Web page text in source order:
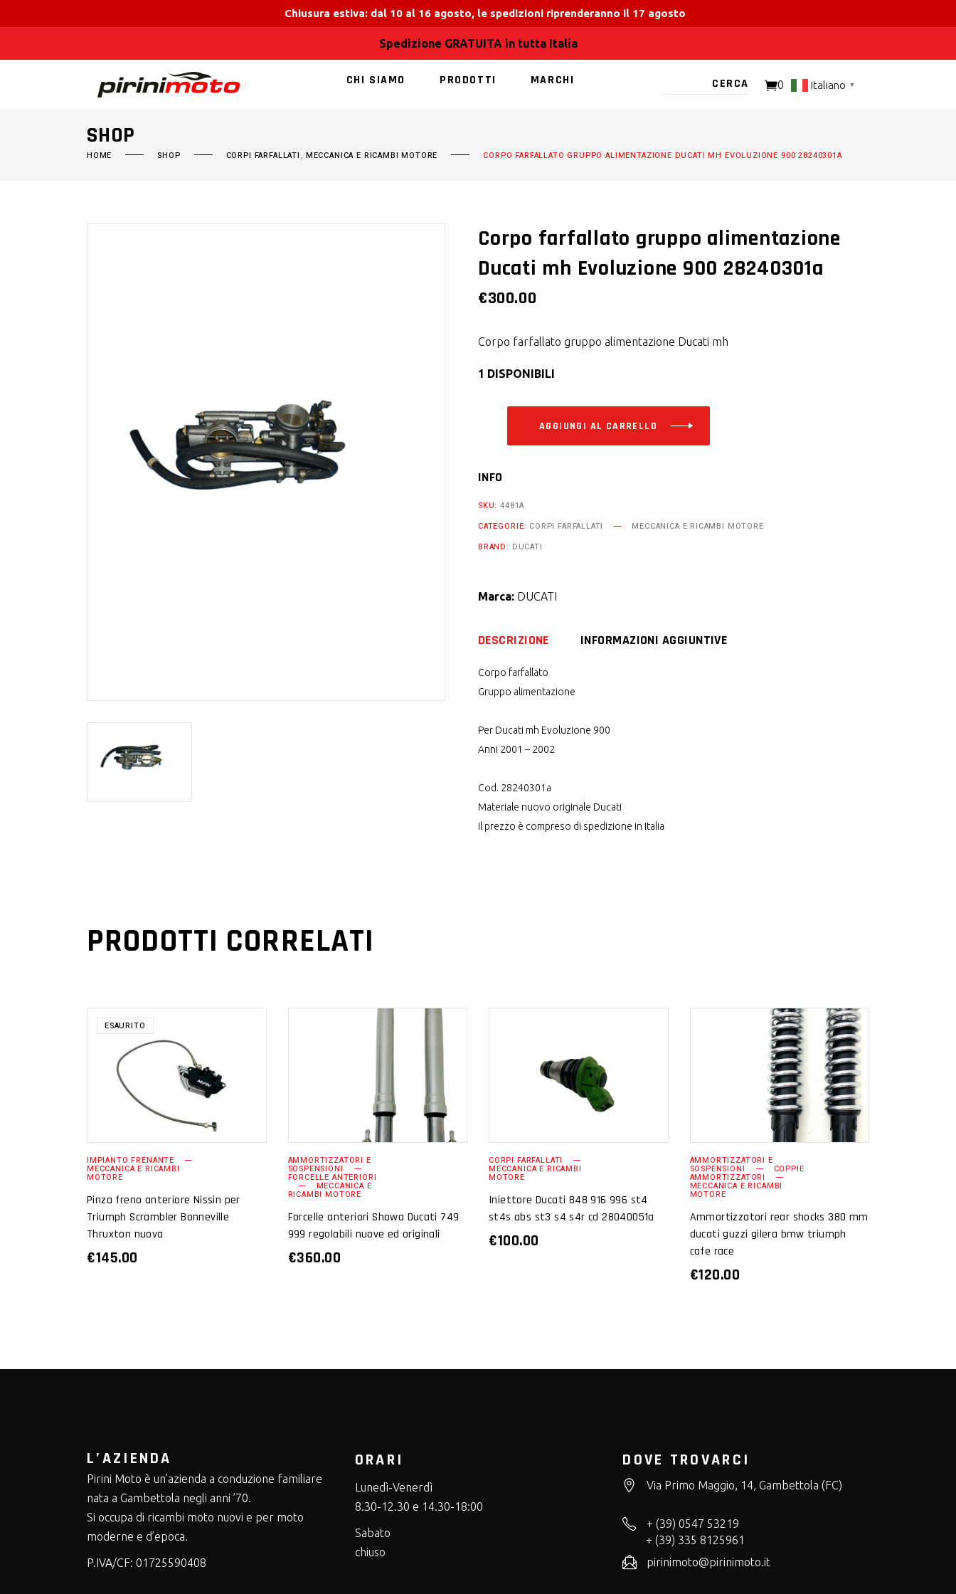
Chiusura estiva: dal 10 al 16 agosto, le spedizioni riprenderanno il 17 agosto
Spedizione GRATUITA in tutta Italia
CHI SIAMO PRODOTTI MARCHI 0 Italiano ▼
SHOP
HOME SHOP CORPI FARFALLATI , MECCANICA E RICAMBI MOTORE CORPO FARFALLATO GRUPPO ALIMENTAZIONE DUCATI MH EVOLUZIONE 900 28240301A
Corpo farfallato gruppo alimentazione
Ducati mh Evoluzione 900 28240301a
€300.00
Corpo farfallato gruppo alimentazione Ducati mh
1 DISPONIBILI
AGGIUNGI AL CARRELLO
INFO
SKU:4481A
CATEGORIE: CORPI FARFALLATI
MECCANICA E RICAMBI MOTORE
BRAND: DUCATI
Marca: DUCATI
DESCRIZIONE INFORMAZIONI AGGIUNTIVE
Corpo farfallato
Gruppo alimentazione
Per Ducati mh Evoluzione 900
Anni 2001 – 2002
Cod. 28240301a
Materiale nuovo originale Ducati
Il prezzo è compreso di spedizione in Italia
PRODOTTI CORRELATI
ESAURITO
LEGGI TUTTO
IMPIANTO FRENANTE
MECCANICA E RICAMBI
MOTORE
Pinza freno anteriore Nissin per
Triumph Scrambler Bonneville
Thruxton nuova
€145.00
AMMORTIZZATORI E
SOSPENSIONI
FORCELLE ANTERIORI
MECCANICA E
RICAMBI MOTORE
Forcelle anteriori Showa Ducati 749
999 regolabili nuove ed originali
€360.00
AGGIUNGI AL
CARRELLO
CORPI FARFALLATI
MECCANICA E RICAMBI
MOTORE
Iniettore Ducati 848 916 996 st4
st4s abs st3 s4 s4r cd 28040051a
€100.00
AGGIUNGI AL
CARRELLO
AMMORTIZZATORI E
SOSPENSIONI COPPIE
AMMORTIZZATORI
MECCANICA E RICAMBI
MOTORE
Ammortizzatori rear shocks 380 mm
ducati guzzi gilera bmw triumph
cafe race
€120.00
L’AZIENDA
Pirini Moto è un’azienda a conduzione familiare
nata a Gambettola negli anni ’70.
Si occupa di ricambi moto nuovi e per moto
moderne e d’epoca.
P.IVA/CF: 01725590408
ORARI
Lunedì-Venerdì
8.30-12.30 e 14.30-18:00
Sabato
chiuso
DOVE TROVARCI
Via Primo Maggio, 14, Gambettola (FC)
+ (39) 0547 53219
+ (39) 335 8125961
pirinimoto@pirinimoto.it